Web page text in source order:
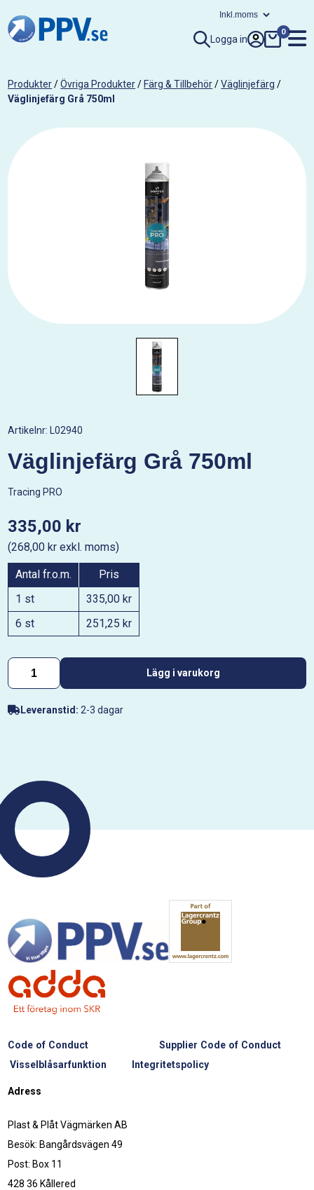
Logga in
0
Produkter/Övriga Produkter/ Färg & Tillbehör/Väglinjefärg /
Väglinjefärg Grå 750ml
Artikelnr: L02940
Väglinjefärg Grå 750ml
Tracing PRO
335,00 kr
(268,00 kr exkl. moms)
Antal fr.o.m.
Pris
1 st
335,00 kr
6 st
251,25 kr
Lägg i varukorg
Leveranstid: 2-3 dagar
Code of Conduct
Supplier Code of Conduct
Visselblåsarfunktion
Integritetspolicy
Adress
Plast & Plåt Vägmärken AB
Besök: Bangårdsvägen 49
Post: Box 11
428 36 Kållered